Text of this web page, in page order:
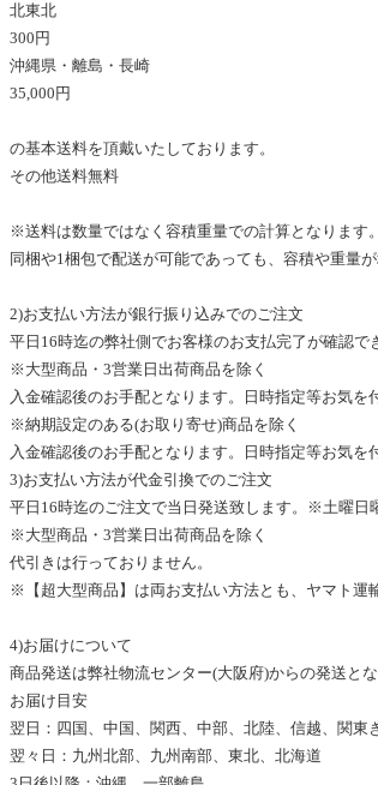
北東北
300円
沖縄県・離島・長崎
35,000円
の基本送料を頂戴いたしております。
その他送料無料
※送料は数量ではなく容積重量での計算となります。
同梱や1梱包で配送が可能であっても、容積や重量
2)お支払い方法が銀行振り込みでのご注文
平日16時迄の弊社側でお客様のお支払完了が確認
※大型商品・3営業日出荷商品を除く
入金確認後のお手配となります。日時指定等お気を
※納期設定のある(お取り寄せ)商品を除く
入金確認後のお手配となります。日時指定等お気を
3)お支払い方法が代金引換でのご注文
平日16時迄のご注文で当日発送致します。※土曜日
※大型商品・3営業日出荷商品を除く
代引きは行っておりません。
※【超大型商品】は両お支払い方法とも、ヤマト運
4)お届けについて
商品発送は弊社物流センター(大阪府)からの発送とな
お届け目安
翌日：四国、中国、関西、中部、北陸、信越、関東
翌々日：九州北部、九州南部、東北、北海道